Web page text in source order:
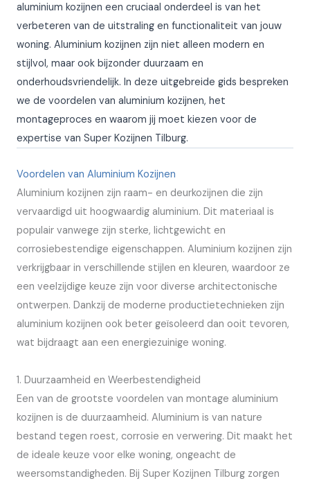
aluminium kozijnen een cruciaal onderdeel is van het
verbeteren van de uitstraling en functionaliteit van jouw
woning. Aluminium kozijnen zijn niet alleen modern en
stijlvol, maar ook bijzonder duurzaam en
onderhoudsvriendelijk. In deze uitgebreide gids bespreken
we de voordelen van aluminium kozijnen, het
montageproces en waarom jij moet kiezen voor de
expertise van Super Kozijnen Tilburg.
Voordelen van Aluminium Kozijnen
Aluminium kozijnen zijn raam- en deurkozijnen die zijn
vervaardigd uit hoogwaardig aluminium. Dit materiaal is
populair vanwege zijn sterke, lichtgewicht en
corrosiebestendige eigenschappen. Aluminium kozijnen zijn
verkrijgbaar in verschillende stijlen en kleuren, waardoor ze
een veelzijdige keuze zijn voor diverse architectonische
ontwerpen. Dankzij de moderne productietechnieken zijn
aluminium kozijnen ook beter geïsoleerd dan ooit tevoren,
wat bijdraagt aan een energiezuinige woning.
1. Duurzaamheid en Weerbestendigheid
Een van de grootste voordelen van montage aluminium
kozijnen is de duurzaamheid. Aluminium is van nature
bestand tegen roest, corrosie en verwering. Dit maakt het
de ideale keuze voor elke woning, ongeacht de
weersomstandigheden. Bij Super Kozijnen Tilburg zorgen